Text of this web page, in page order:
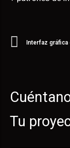
Interfaz gráfica
Tu